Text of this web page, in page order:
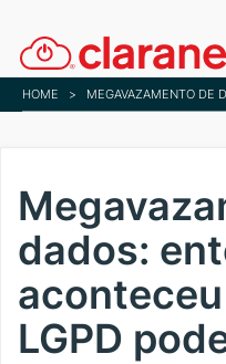
to
main
content
HOME >
dados:
LGPD